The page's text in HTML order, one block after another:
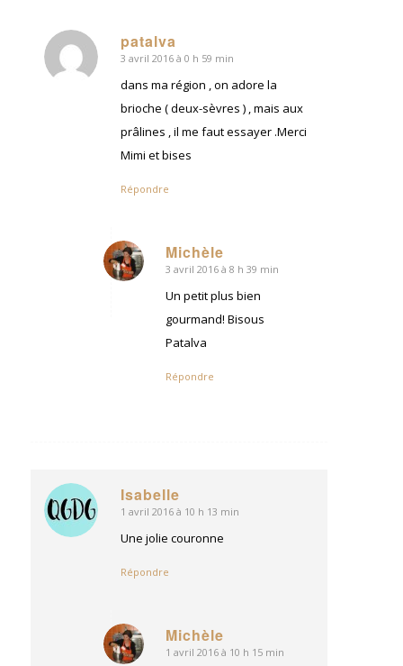
patalva
dit
:
3 avril 2016 à 0 h 59 min
dans ma région , on adore la
brioche ( deux-sèvres ) , mais aux
prâlines , il me faut essayer .Merci
Mimi et bises
Répondre
Michèle
dit
3 avril 2016 à 8 h 39 min
Un petit plus bien
gourmand! Bisous
Patalva
Répondre
Isabelle
dit
:
1 avril 2016 à 10 h 13 min
Une jolie couronne
Répondre
Michèle
dit
1 avril 2016 à 10 h 15 min